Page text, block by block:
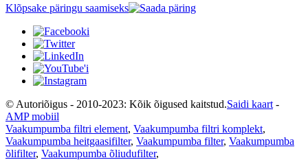
Klõpsake päringu saamiseks
© Autoriõigus - 2010-2023: Kõik õigused kaitstud.Saidi kaart -
AMP mobiil
Vaakumpumba filtri element, Vaakumpumba filtri komplekt,
Vaakumpumba heitgaasifilter, Vaakumpumba filter, Vaakumpumba
õlifilter, Vaakumpumba õliudufilter,